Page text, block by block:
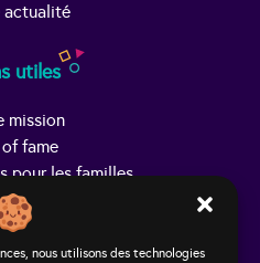
nous utilisons des technologies
actualité
utiles
mission
fame
pour les familles
Helpy